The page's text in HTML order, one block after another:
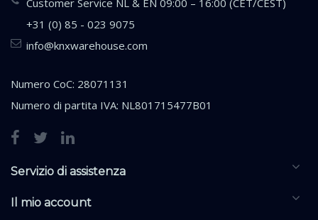
+31 (0) 85 - 023 9075
info@knxwarehouse.com
Numero CoC: 28071131
Numero di partita IVA: NL801715477B01
Servizio di assistenza
Il mio account